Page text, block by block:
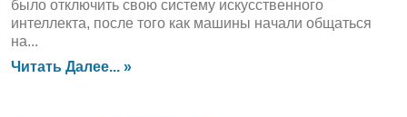
было отключить свою систему искусственного
интеллекта, после того как машины начали общаться
на...
Читать Далее... »